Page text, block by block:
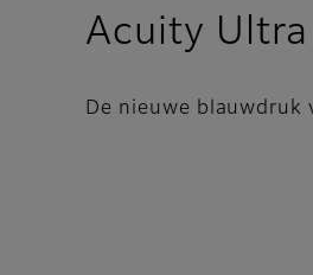
Acuity Ultra
De nieuwe